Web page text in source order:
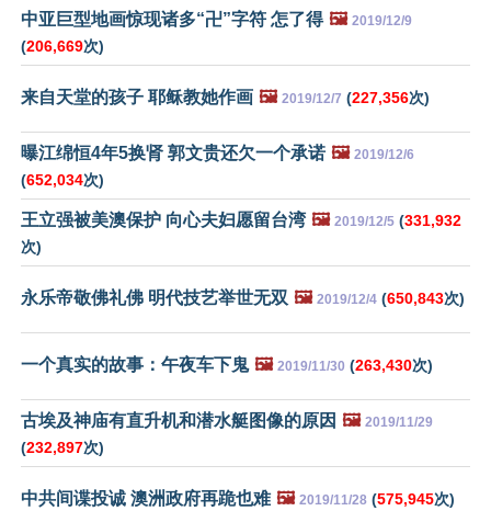
中亚巨型地画惊现诸多“卍”字符 怎了得 🖼️ 2019/12/9
(206,669次)
来自天堂的孩子 耶稣教她作画 🖼️ 2019/12/7 (227,356次)
曝江绵恒4年5换肾 郭文贵还欠一个承诺 🖼️ 2019/12/6
(652,034次)
王立强被美澳保护 向心夫妇愿留台湾 🖼️ 2019/12/5 (331,932
次)
永乐帝敬佛礼佛 明代技艺举世无双 🖼️ 2019/12/4 (650,843次)
一个真实的故事：午夜车下鬼 🖼️ 2019/11/30 (263,430次)
古埃及神庙有直升机和潜水艇图像的原因 🖼️ 2019/11/29
(232,897次)
中共间谍投诚 澳洲政府再跪也难 🖼️ 2019/11/28 (575,945次)